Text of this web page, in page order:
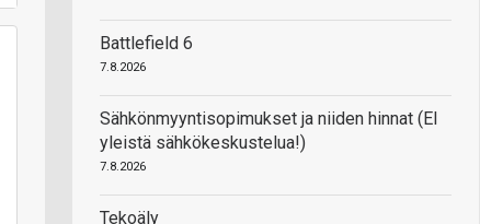
Battlefield 6
7.8.2026
Sähkönmyyntisopimukset ja niiden hinnat (EI
yleistä sähkökeskustelua!)
7.8.2026
Tekoäly